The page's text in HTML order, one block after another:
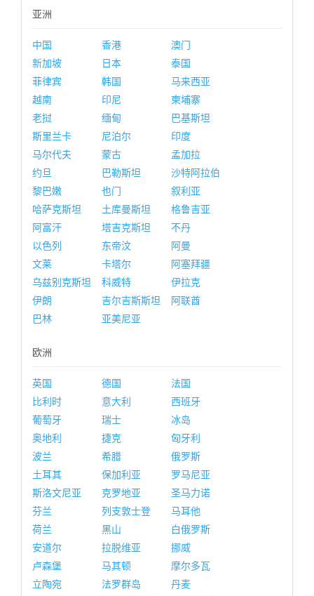
亚洲
中国 香港
澳门
新加坡
日本
泰国
菲律宾
韩国
马来西亚
越南
印尼
柬埔寨
老挝
缅甸
巴基斯坦
斯里兰卡
尼泊尔
印度
马尔代夫
蒙古
孟加拉
约旦
巴勒斯坦
沙特阿拉伯
黎巴嫩
也门
叙利亚
哈萨克斯坦
土库曼斯坦
格鲁吉亚
阿富汗
塔吉克斯坦
不丹
以色列
东帝汶
阿曼
文莱
卡塔尔
阿塞拜疆
乌兹别克斯坦
科威特
伊拉克
伊朗
吉尔吉斯斯坦
阿联酋
巴林
亚美尼亚
欧洲
英国 德国
法国
比利时
意大利
西班牙
葡萄牙
瑞士
冰岛
奥地利
捷克
匈牙利
波兰
希腊
俄罗斯
土耳其
保加利亚
罗马尼亚
斯洛文尼亚
克罗地亚
圣马力诺
芬兰
列支敦士登
马耳他
荷兰
黑山
白俄罗斯
安道尔
拉脱维亚
挪威
卢森堡
马其顿
摩尔多瓦
立陶宛
法罗群岛
丹麦